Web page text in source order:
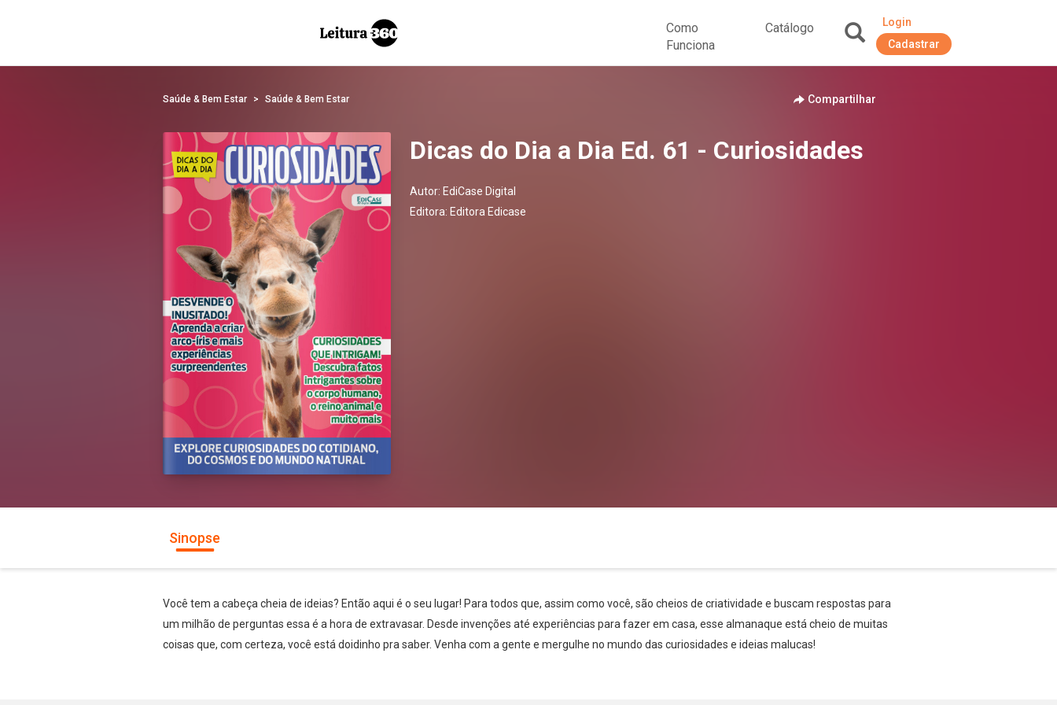
Como
Funciona
Catálogo
Login
Cadastrar
Saúde & Bem Estar Saúde & Bem Estar Compartilhar
Dicas do Dia a Dia Ed. 61 - Curiosidades
Autor: EdiCase Digital
Editora: Editora Edicase
Sinopse
Você tem a cabeça cheia de ideias? Então aqui é o seu lugar! Para todos que, assim como você, são cheios de criatividade e buscam respostas para
um milhão de perguntas essa é a hora de extravasar. Desde invenções até experiências para fazer em casa, esse almanaque está cheio de muitas
coisas que, com certeza, você está doidinho pra saber. Venha com a gente e mergulhe no mundo das curiosidades e ideias malucas!
Whatsapp Facebook Twitter E-mail